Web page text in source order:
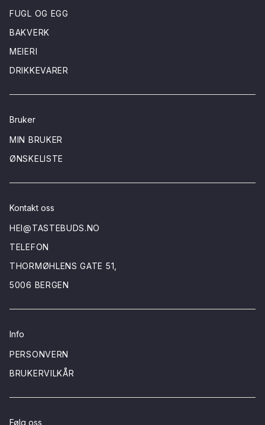
FUGL OG EGG
BAKVERK
MEIERI
DRIKKEVARER
Bruker
MIN BRUKER
ØNSKELISTE
Kontakt oss
HEI@TASTEBUDS.NO
TELEFON
THORMØHLENS GATE 51,
5006 BERGEN
Info
PERSONVERN
BRUKERVILKÅR
Følg oss